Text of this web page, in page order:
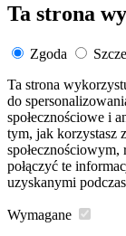
Ta strona
Zgoda
Ta strona
do
społecznościowe i
tym, jak korzystasz
połączyć te
uzyskanymi
Wymagane